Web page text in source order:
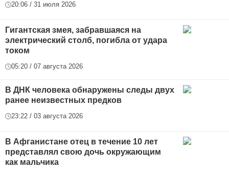
20:06 / 31 июля 2026
Гигантская змея, забравшаяся на
электрический столб, погибла от удара
током
05:20 / 07 августа 2026
В ДНК человека обнаружены следы двух
ранее неизвестных предков
23:22 / 03 августа 2026
В Афганистане отец в течение 10 лет
представлял свою дочь окружающим
как мальчика